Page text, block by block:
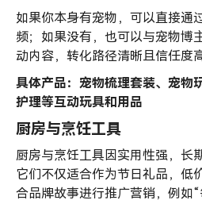
如果你本身有宠物，可以直接通
频；如果没有，也可以与宠物博
动内容，转化路径清晰且信任度高
具体产品：宠物梳理套装、宠物
护理等互动玩具和用品
厨房与烹饪工具
厨房与烹饪工具因实用性强，长
它们不仅适合作为节日礼品，低
合品牌故事进行推广营销，例如